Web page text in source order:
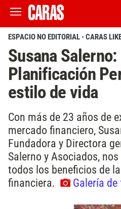
ESPACIO NO EDITORIAL - CARAS
Susana
Planificación
estilo de vida
Con más de 23 años de
mercado financiero,
Fundadora y Directora
Salerno y Asociados,
todos los beneficios de
financiera.
Galería